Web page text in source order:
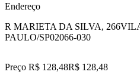
Endereço
R MARIETA DA SILVA, 266
PAULO/SP02066-030
Preço R$ 128,48R$ 128,48